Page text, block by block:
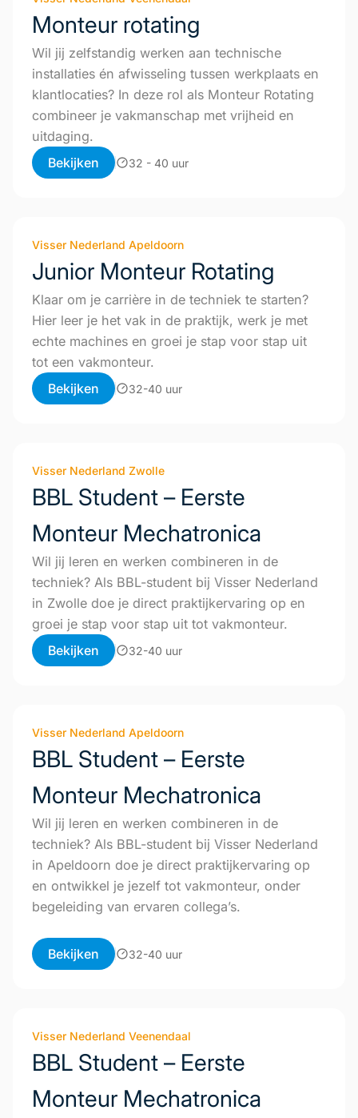
Monteur rotating
Wil jij zelfstandig werken aan technische
installaties én afwisseling tussen werkplaats en
klantlocaties? In deze rol als Monteur Rotating
combineer je vakmanschap met vrijheid en
uitdaging.
Bekijken
32 - 40 uur
Visser Nederland Apeldoorn
Junior Monteur Rotating
Klaar om je carrière in de techniek te starten?
Hier leer je het vak in de praktijk, werk je met
echte machines en groei je stap voor stap uit
tot een vakmonteur.
Bekijken
32-40 uur
Visser Nederland Zwolle
BBL Student – Eerste
Monteur Mechatronica
Wil jij leren en werken combineren in de
techniek? Als BBL-student bij Visser Nederland
in Zwolle doe je direct praktijkervaring op en
groei je stap voor stap uit tot vakmonteur.
Bekijken
32-40 uur
Visser Nederland Apeldoorn
BBL Student – Eerste
Monteur Mechatronica
Wil jij leren en werken combineren in de
techniek? Als BBL-student bij Visser Nederland
in Apeldoorn doe je direct praktijkervaring op
en ontwikkel je jezelf tot vakmonteur, onder
begeleiding van ervaren collega’s.
Bekijken 32-40 uur
Visser Nederland Veenendaal
BBL Student – Eerste
Monteur Mechatronica